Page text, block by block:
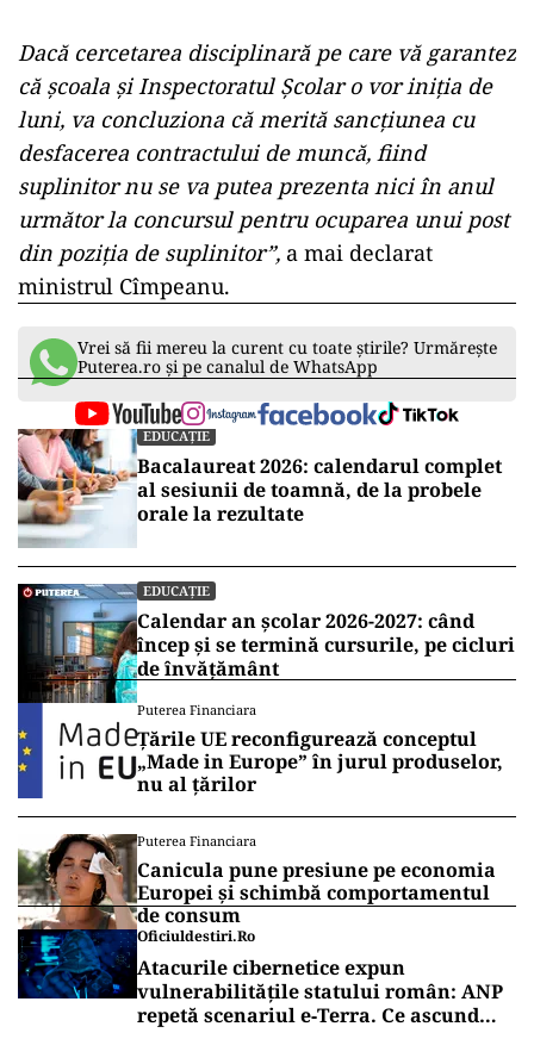
Dacă cercetarea disciplinară pe care vă garantez
că şcoala şi Inspectoratul Şcolar o vor iniţia de
luni, va concluziona că merită sancţiunea cu
desfacerea contractului de muncă, fiind
suplinitor nu se va putea prezenta nici în anul
următor la concursul pentru ocuparea unui post
din poziţia de suplinitor”, a mai declarat
ministrul Cîmpeanu.
Vrei să fii mereu la curent cu toate știrile? Urmărește
Puterea.ro și pe canalul de WhatsApp
EDUCAȚIE
Bacalaureat 2026: calendarul complet
al sesiunii de toamnă, de la probele
orale la rezultate
EDUCAȚIE
Calendar an școlar 2026-2027: când
încep și se termină cursurile, pe cicluri
de învățământ
Puterea Financiara
Țările UE reconfigurează conceptul
„Made in Europe” în jurul produselor,
nu al țărilor
Puterea Financiara
Canicula pune presiune pe economia
Europei și schimbă comportamentul
de consum
Oficiuldestiri.ro
Atacurile cibernetice expun
vulnerabilitățile statului român: ANP
repetă scenariul e‑Terra. Ce ascund